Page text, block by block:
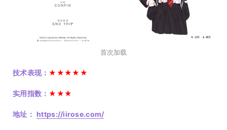
首次加载
技术表现： ★★★★★
实用指数： ★★★
地址： https://iirose.com/